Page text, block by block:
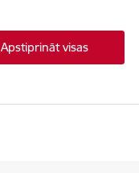
Apstiprināt visas